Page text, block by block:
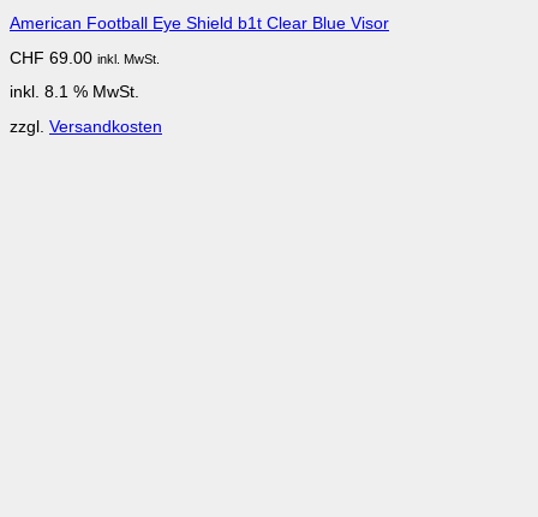
American Football Eye Shield b1t Clear Blue Visor
CHF 69.00 inkl. MwSt.
inkl. 8.1 % MwSt.
zzgl. Versandkosten